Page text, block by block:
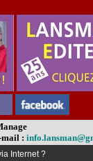
mail :
Internet ?